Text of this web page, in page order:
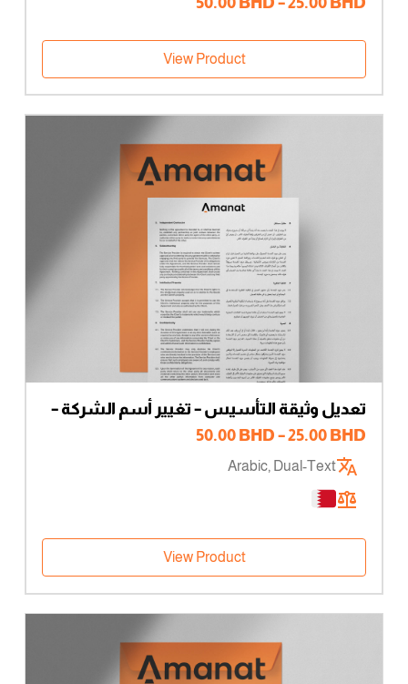
من
خلال
⁦50.00 BHD⁩
View Product
تعديل وثيقة التأسيس – تغيير أسم الشركة –
مالك وحيد
25.00BHD
–
50.00BHD
⁦50.00 BHD⁩
Arabic, Dual-Text
View Product